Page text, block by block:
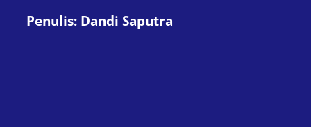
Penulis: Dandi Saputra